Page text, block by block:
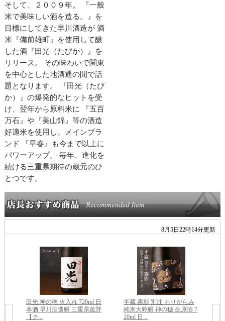
そして、２００９年。 『一般
米で美味しい酒を造る。』を
目標にしてきた早川酒造が 酒
米『備前雄町』を使用して醸
した酒『田光（たびか）』を
リリース。 その味わいで関東
を中心とした地酒通の間で話
題となります。 『田光（たび
か）』の爆発的なヒットを受
け、翌年から原料米に 『五百
万石』や『美山錦』等の酒造
好適米を使用し、メインブラ
ンド 『早春』も今まで以上に
パワーアップ。 毎年、進化を
続ける三重県期待の蔵元のひ
とつです。